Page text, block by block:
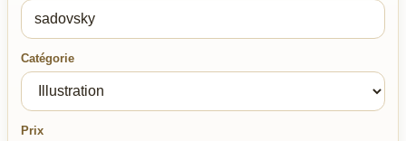
Catégorie
Prix